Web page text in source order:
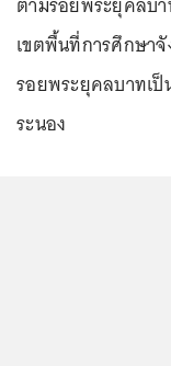
เขตพื้นที่การศึกษาจั
รอยพระยุคลบาทเป็
ระนอง